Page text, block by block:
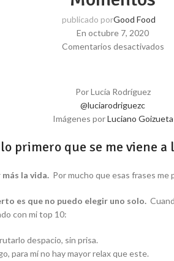
publicado porGood Food
En octubre 7, 2020
Comentarios desactivados
Por Lucía Rodríguez
@luciarodriguezc
Imágenes porLuciano Goizueta
primero que se me viene
la vida. Por mucho que esas frases me
es que no puedo elegir uno solo.
con mi top 10:
despacio, sin prisa.
para mí no hay mayor relax que este.